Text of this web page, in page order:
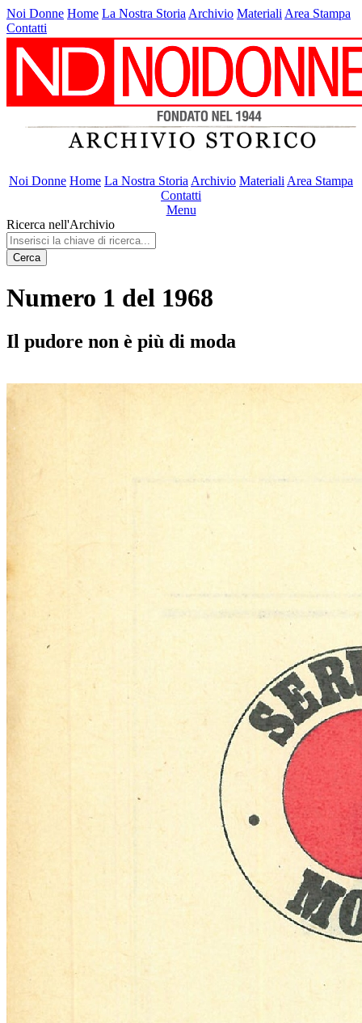
Noi Donne Home La Nostra Storia Archivio Materiali Area Stampa
Contatti
Noi Donne Home La Nostra Storia Archivio Materiali Area Stampa
Contatti
Menu
Ricerca nell'Archivio
Cerca
Numero 1 del 1968
Il pudore non è più di moda